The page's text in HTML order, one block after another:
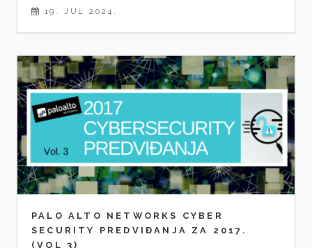
19. JUL 2024.
PALO ALTO NETWORKS CYBER
SECURITY PREDVIĐANJA ZA 2017.
(VOL 3)